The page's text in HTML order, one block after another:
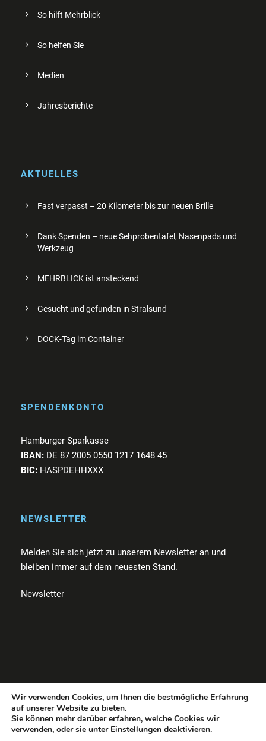
So hilft Mehrblick
So helfen Sie
Medien
Jahresberichte
AKTUELLES
Fast verpasst – 20 Kilometer bis zur neuen Brille
Dank Spenden – neue Sehprobentafel, Nasenpads und
Werkzeug
MEHRBLICK ist ansteckend
Gesucht und gefunden in Stralsund
DOCK-Tag im Container
SPENDENKONTO
Hamburger Sparkasse
IBAN: DE 87 2005 0550 1217 1648 45
BIC: HASPDEHHXXX
NEWSLETTER
Melden Sie sich jetzt zu unserem Newsletter an und
bleiben immer auf dem neuesten Stand.
Newsletter
Kontakt | Spenden | Newsletter
tz
© 2023 Mehrblick – Brillen für Obdachlose und Bedürftige gUG
Wir verwenden Cookies, um Ihnen die bestmögliche Erfahrung
auf unserer Website zu bieten.
Sie können mehr darüber erfahren, welche Cookies wir
verwenden, oder sie unter Einstellungen deaktivieren.